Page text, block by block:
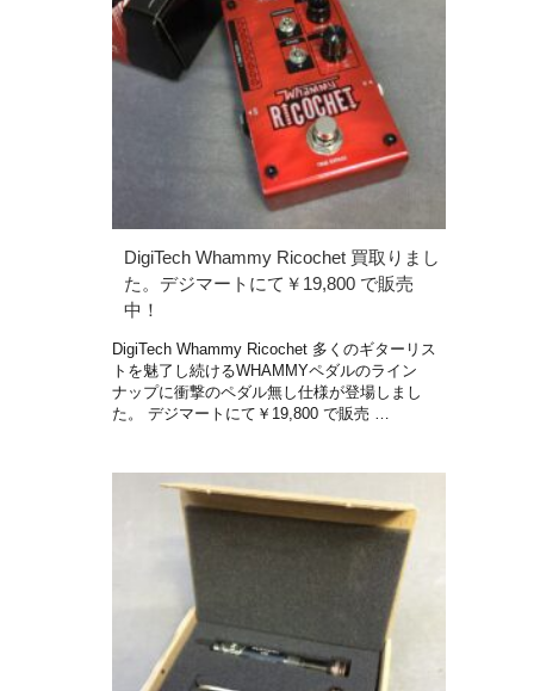
DigiTech Whammy Ricochet 買取りまし
た。デジマートにて￥19,800 で販売
中！
DigiTech Whammy Ricochet 多くのギターリス
トを魅了し続けるWHAMMYペダルのライン
ナップに衝撃のペダル無し仕様が登場しまし
た。 デジマートにて￥19,800 で販売 …